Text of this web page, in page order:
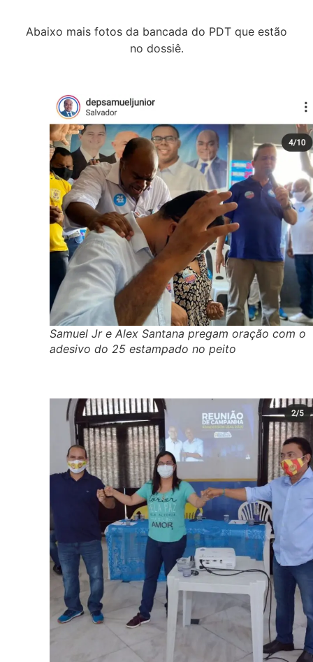
Abaixo mais fotos da bancada do PDT que estão
no dossiê.
Samuel Jr e Alex Santana pregam oração com o
adesivo do 25 estampado no peito